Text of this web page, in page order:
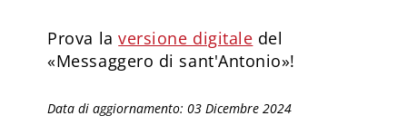
Prova laversione digitale del
«Messaggero di sant'Antonio»!
Data di aggiornamento: 03 Dicembre 2024